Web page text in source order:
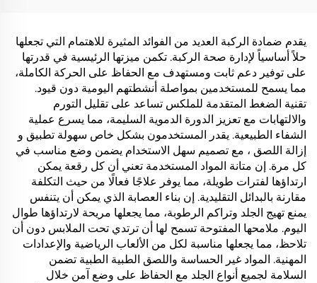
يقدم ضمادة الركبة العديد من الفوائد المثيرة للاهتمام التي تجعلها
حلاً أساسياً لإدارة صحة الركبة. تكمن ميزتها الرئيسية في قدرتها
على توفير دعم ثابت ومستهدف مع الحفاظ على الحركة الكاملة،
مما يسمح للمستخدمين بمواصلة أنشطتهم اليومية دون قيود.
تقنية الضغط المتقدمة للملكس تساعد على تقليل التورم
والالتهابات مع تعزيز الدورة الدموية السليمة، مما يسرع عملية
الشفاء الطبيعية. يقدر المستخدمون بشكل خاص سهولة تطبيق و
إزالة اللصق ، مع تصميم سهل الاستخدام يضمن وضع مناسب في
كل مرة. إن متانة المواد المستخدمة تعني أن كل رقعة يمكن
ارتداؤها لفترات طويلة، مما يوفر علاجًا فعالًا من حيث التكلفة
مقارنة بالبدائل التقليدية. إن بناء العصابة الذي يمكن أن يتنفس
يمنع تهيج الجلد وتراكم الرطوبة، مما يجعلها مريحة لارتداؤها طوال
اليوم. ملامحها المفتوحة تسمح لها أن ترتدي تحت الملابس دون أن
تلاحظ، مما يجعلها مناسبة لكل من الألعاب الرياضية والإعدادات
المهنية. المواد غير الحساسة واللصق الطبية الطبية تضمن
السلامة لجميع أنواع الجلد مع الحفاظ على وضع آمن خلال